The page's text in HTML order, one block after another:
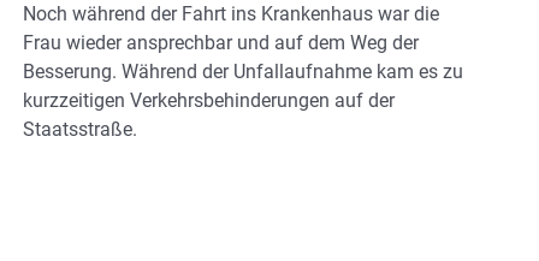
Noch während der Fahrt ins Krankenhaus war die
Frau wieder ansprechbar und auf dem Weg der
Besserung. Während der Unfallaufnahme kam es zu
kurzzeitigen Verkehrsbehinderungen auf der
Staatsstraße.